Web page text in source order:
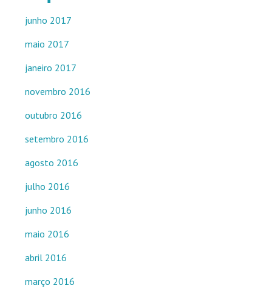
junho 2017
maio 2017
janeiro 2017
novembro 2016
outubro 2016
setembro 2016
agosto 2016
julho 2016
junho 2016
maio 2016
abril 2016
março 2016